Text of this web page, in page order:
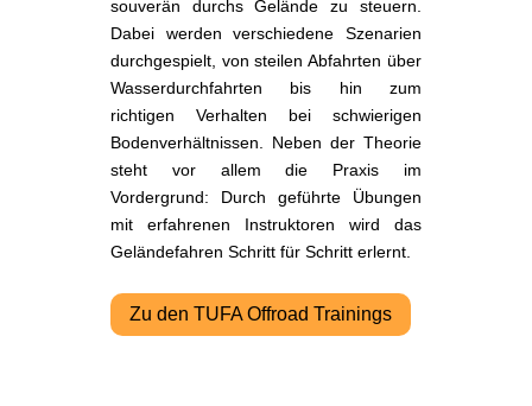
souverän durchs Gelände zu steuern.
Dabei werden verschiedene Szenarien
durchgespielt, von steilen Abfahrten über
Wasserdurchfahrten bis hin zum
richtigen Verhalten bei schwierigen
Bodenverhältnissen. Neben der Theorie
steht vor allem die Praxis im
Vordergrund: Durch geführte Übungen
mit erfahrenen Instruktoren wird das
Geländefahren Schritt für Schritt erlernt.
Zu den TUFA Offroad Trainings